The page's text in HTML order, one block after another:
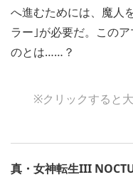
へ進むためには、魔人
ラー｣が必要だ。この
のとは……？
※クリックすると
真・女神転生III